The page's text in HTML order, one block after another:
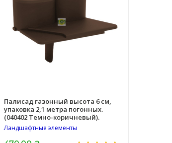
Палисад газонный высота 6 см,
упаковка 2,1 метра погонных.
(040402 Темно-коричневый).
Ландшафтные элементы